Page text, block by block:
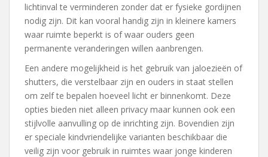
lichtinval te verminderen zonder dat er fysieke gordijnen
nodig zijn. Dit kan vooral handig zijn in kleinere kamers
waar ruimte beperkt is of waar ouders geen
permanente veranderingen willen aanbrengen.
Een andere mogelijkheid is het gebruik van jaloezieën of
shutters, die verstelbaar zijn en ouders in staat stellen
om zelf te bepalen hoeveel licht er binnenkomt. Deze
opties bieden niet alleen privacy maar kunnen ook een
stijlvolle aanvulling op de inrichting zijn. Bovendien zijn
er speciale kindvriendelijke varianten beschikbaar die
veilig zijn voor gebruik in ruimtes waar jonge kinderen